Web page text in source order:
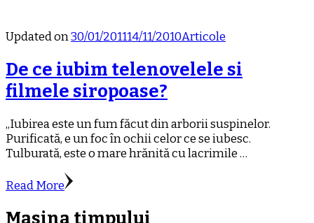
Updated on30/01/201114/11/2010Articole
De ce iubim telenovelele si
filmele siropoase?
„Iubirea este un fum făcut din arborii suspinelor.
Purificată, e un foc în ochii celor ce se iubesc.
Tulburată, este o mare hrănită cu lacrimile …
Read More